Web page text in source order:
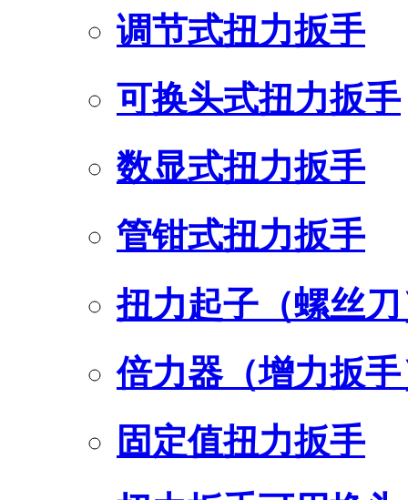
调节式扭力扳手
可换头式扭力扳手
数显式扭力扳手
管钳式扭力扳手
扭力起子（螺丝
倍力器（增力扳
固定值扭力扳手